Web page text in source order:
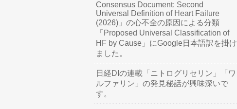
Consensus Document: Second
Universal Definition of Heart Failure
(2026)」の心不全の原因による分類
「Proposed Universal Classification of
HF by Cause」にGoogle日本語訳を掛け
ました。
日経DIの連載「ニトログリセリン」「ワ
ルファリン」の発見秘話が興味深いで
す。